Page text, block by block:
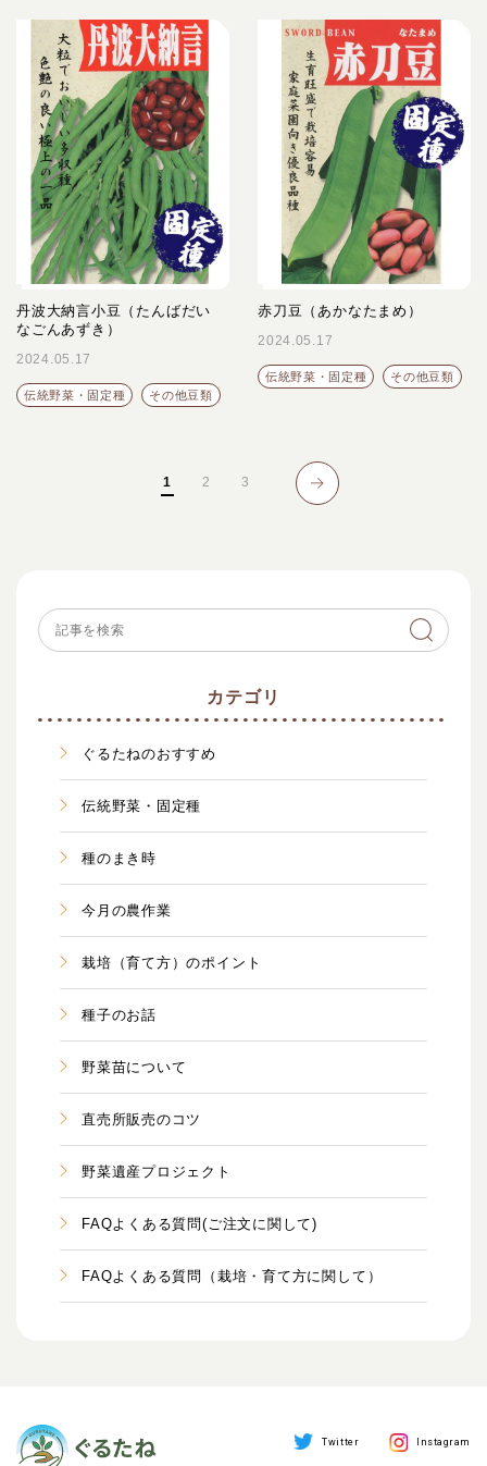
カテゴリ
ぐるたねのおすすめ
伝統野菜・固定種
種のまき時
今月の農作業
栽培（育て方）のポイント
種子のお話
野菜苗について
直売所販売のコツ
野菜遺産プロジェクト
FAQよくある質問(ご注文に関して)
FAQよくある質問（栽培・育て方に関して）
丹波大納言小豆（たんばだい
なごんあずき）
2024.05.17
伝統野菜・固定種 その他豆類
赤刀豆（あかなたまめ）
2024.05.17
伝統野菜・固定種 その他豆類
1 2 3
Twitter Instagram